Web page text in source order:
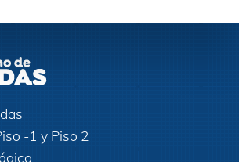
-1 y Piso 2